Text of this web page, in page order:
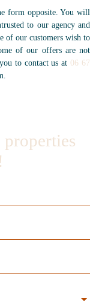
form opposite. You will
to our agency and
of our customers wish to
of our offers are not
to contact us at 06 67